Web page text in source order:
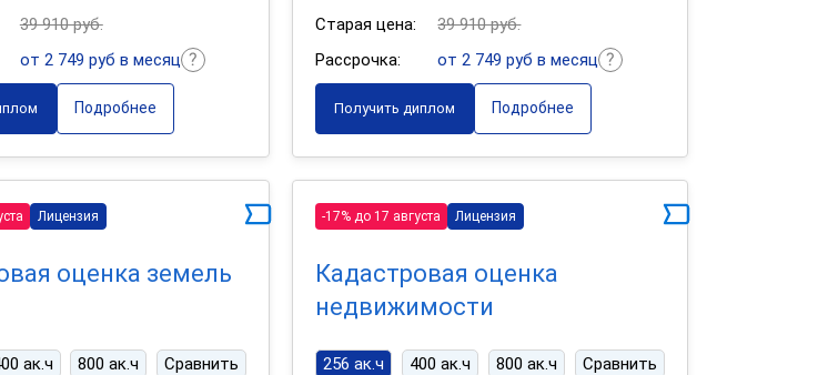
39 910 руб.
от 2 749 руб в месяц
Подробнее
Старая цена:
39 910 руб.
Рассрочка:
от 2 749 руб в месяц
Получить диплом Подробнее
Лицензия
оценка земель
ак.ч 800 ак.ч Сравнить
-17% до 17 августа Лицензия
Кадастровая оценка
недвижимости
256 ак.ч 400 ак.ч 800 ак.ч Сравнить